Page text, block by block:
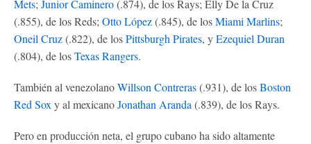
Mets; Junior Caminero(.874), de los Rays; Elly De la Cruz
(.855), de los Reds; Otto López(.845), de losMiami Marlins;
Oneil Cruz(.822), de losPittsburgh Pirates, yEzequiel Duran
(.804), de losTexas Rangers.
También al venezolanoWillson Contreras(.931), de losBoston
Red Sox y al mexicanoJonathan Aranda (.839), de los Rays.
Pero en producción neta, el grupo cubano ha sido altamente